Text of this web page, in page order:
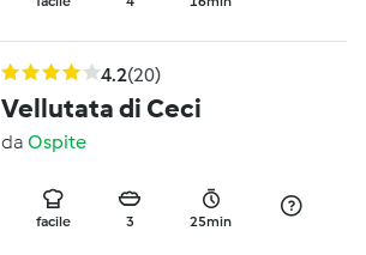
4.2(20)
Vellutata di Ceci
da Ospite
facile 3 25min